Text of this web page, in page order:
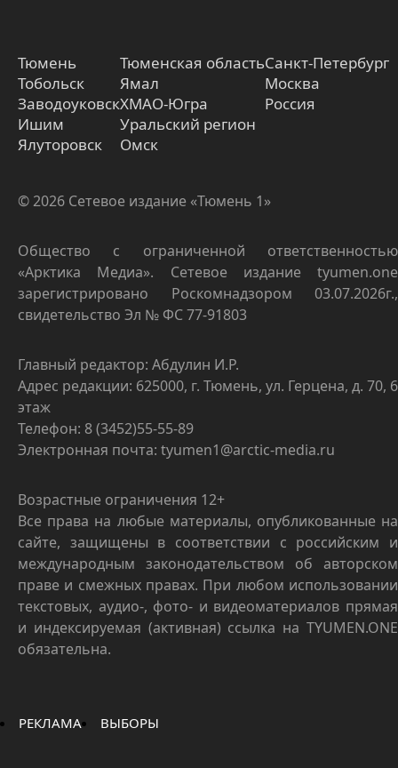
Тюмень
Тобольск
Заводоуковск
Ишим
Ялуторовск
Тюменская область
Ямал
ХМАО-Югра
Уральский регион
Омск
Санкт-Петербург
Москва
Россия
© 2026 Сетевое издание «Тюмень 1»
Общество с ограниченной ответственностью
«Арктика Медиа». Сетевое издание tyumen.one
зарегистрировано Роскомнадзором 03.07.2026г.,
свидетельство Эл № ФС 77-91803
Главный редактор: Абдулин И.Р.
Адрес редакции: 625000, г. Тюмень, ул. Герцена, д. 70, 6
этаж
Телефон: 8 (3452)55-55-89
Электронная почта: tyumen1@arctic-media.ru
Возрастные ограничения 12+
Все права на любые материалы, опубликованные на
сайте, защищены в соответствии с российским и
международным законодательством об авторском
праве и смежных правах. При любом использовании
текстовых, аудио-, фото- и видеоматериалов прямая
и индексируемая (активная) ссылка на TYUMEN.ONE
обязательна.
РЕКЛАМА ВЫБОРЫ